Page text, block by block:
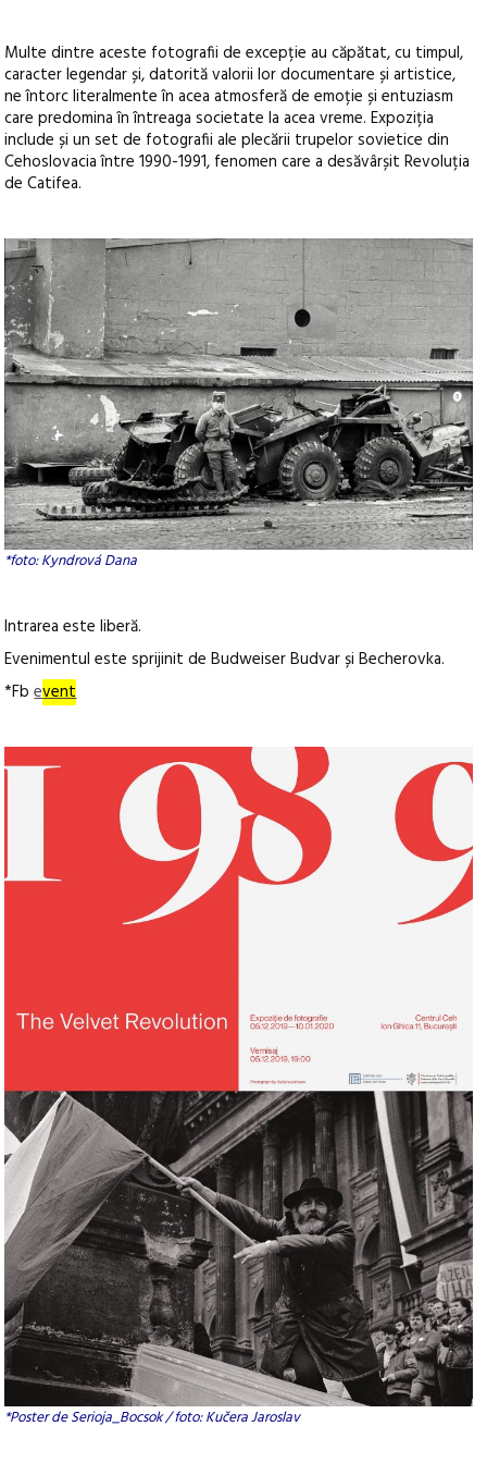
Multe dintre aceste fotografii de excepție au căpătat, cu timpul,
caracter legendar și, datorită valorii lor documentare și artistice,
ne întorc literalmente în acea atmosferă de emoție și entuziasm
care predomina în întreaga societate la acea vreme. Expoziția
include și un set de fotografii ale plecării trupelor sovietice din
Cehoslovacia între 1990-1991, fenomen care a desăvârșit Revoluția
de Catifea.
*foto: Kyndrová Dana
Intrarea este liberă.
Evenimentul este sprijinit de Budweiser Budvar și Becherovka.
*Fbevent
*Poster de Serioja_Bocsok / foto: Kučera Jaroslav